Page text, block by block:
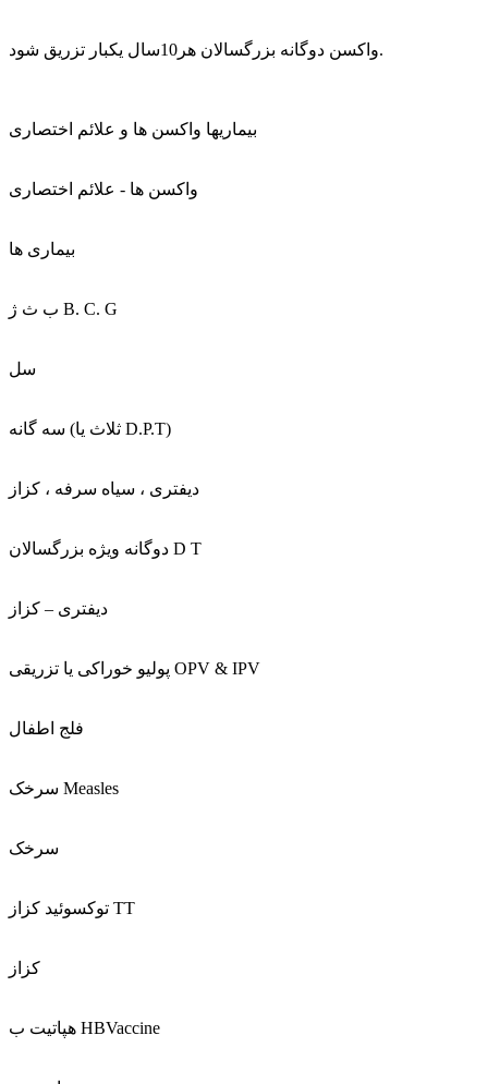
واکسن دوگانه بزرگسالان هر10سال يکبار تزريق شود.
بیماریها واكسن ها و علائم اختصاری
واكسن ها - علائم اختصاری
بيماری ها
ب ث ژ B. C. G
سل
سه گانه (ثلاث یا D.P.T)
ديفتری ، سياه سرفه ، کزاز
دوگانه ويژه بزرگسالان D T
ديفتری – کزاز
پوليو خوراکی يا تزريقی OPV & IPV
فلج اطفال
سرخک Measles
سرخک
توکسوئيد کزاز TT
کزاز
هپاتيت ب HBVaccine